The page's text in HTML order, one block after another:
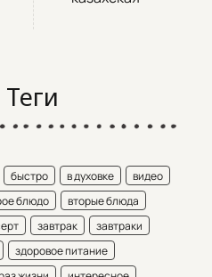
Теги
быстро в духовке
видео
блюдо
вторые блюда
завтрак
завтраки
здоровое питание